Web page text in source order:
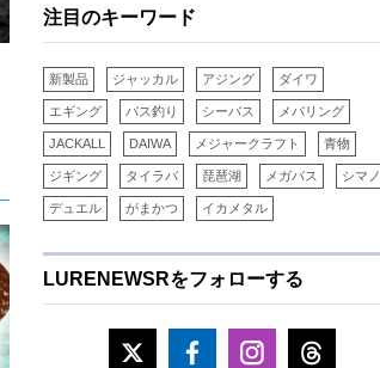
注目のキーワード
新製品 ジャッカル アジング ダイワ
エギング バス釣り シーバス メバリング
JACKALL DAIWA メジャークラフト 青物
ジギング タイラバ 琵琶湖 メガバス シマノ
デュエル がまかつ イカメタル
LURENEWSRをフォローする